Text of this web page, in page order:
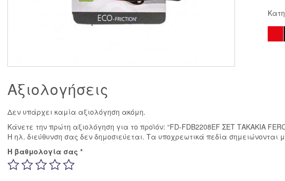
Αξιολογήσεις
Δεν υπάρχει καμία αξιολόγηση ακόμη.
Κάνετε την πρώτη αξιολόγηση για το προϊόν: “FD-FDB2208EF ΣΕΤ ΤΑΚΑΚΙΑ
Η ηλ. διεύθυνση σας δεν δημοσιεύεται. Τα υποχρεωτικά πεδία σημειώνονται
Η βαθμολογία σας *